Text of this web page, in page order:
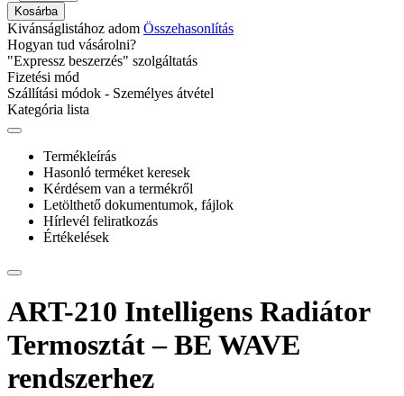
Kosárba
Kivánságlistához adom Összehasonlítás
Hogyan tud vásárolni?
"Expressz beszerzés" szolgáltatás
Fizetési mód
Szállítási módok - Személyes átvétel
Kategória lista
Termékleírás
Hasonló terméket keresek
Kérdésem van a termékről
Letölthető dokumentumok, fájlok
Hírlevél feliratkozás
Értékelések
ART-210 Intelligens Radiátor
Termosztát – BE WAVE
rendszerhez